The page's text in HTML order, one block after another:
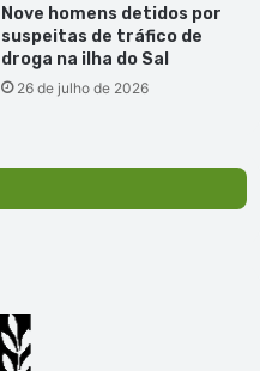
Nove homens detidos por
suspeitas de tráfico de
droga na ilha do Sal
26 de julho de 2026